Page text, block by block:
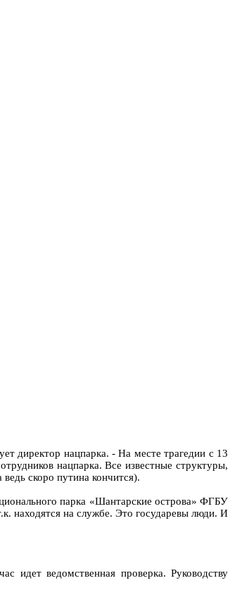
директор нацпарка. - На месте трагедии с 13
нацпарка. Все известные структуры,
скоро путина кончится).
парка «Шантарские острова» ФГБУ
находятся на службе. Это государевы люди. И
идет ведомственная проверка. Руководству